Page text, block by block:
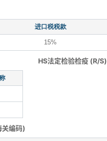
进口税税款
15%
HS法定检验检疫 (R/S)
编码)